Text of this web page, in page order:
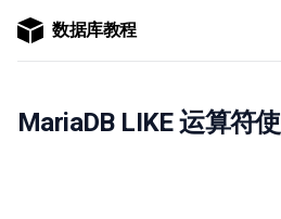
数据库教程
MariaDB LIKE 运算符